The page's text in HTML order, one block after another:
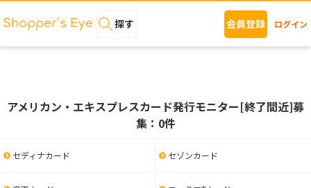
探す 会員登録 ログイン
アメリカン・エキスプレスカード発行モニター[終了間近]募
集：0件
セディナカード セゾンカード